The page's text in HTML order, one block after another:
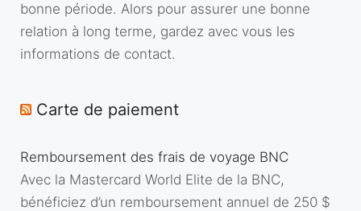
bonne période. Alors pour assurer une bonne
relation à long terme, gardez avec vous les
informations de contact.
Carte de paiement
Remboursement des frais de voyage BNC
Avec la Mastercard World Elite de la BNC,
bénéficiez d’un remboursement annuel de 250 $